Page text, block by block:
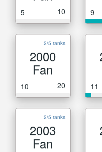
5 10 9
2/5 ranks
2000
Fan
10 20 11
2/5 ranks
2003
Fan